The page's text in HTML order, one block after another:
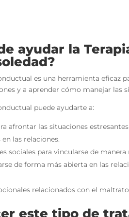
ayudar la
es una herramienta eficaz
y a aprender cómo manejar las
puede ayudarte a:
afrontar las situaciones
las relaciones.
sociales para vincularse de
de forma más abierta en las
relacionados con el
este tipo de